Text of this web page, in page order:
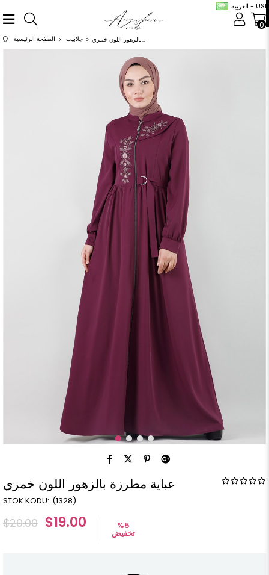
العربية - USD
0
الصفحة الرئيسية جلابيب عباية مطرزة بالزهور اللون خمري
عباية مطرزة بالزهور اللون خمري
(1328)
$20.00 $19.00 %5
تخفيض